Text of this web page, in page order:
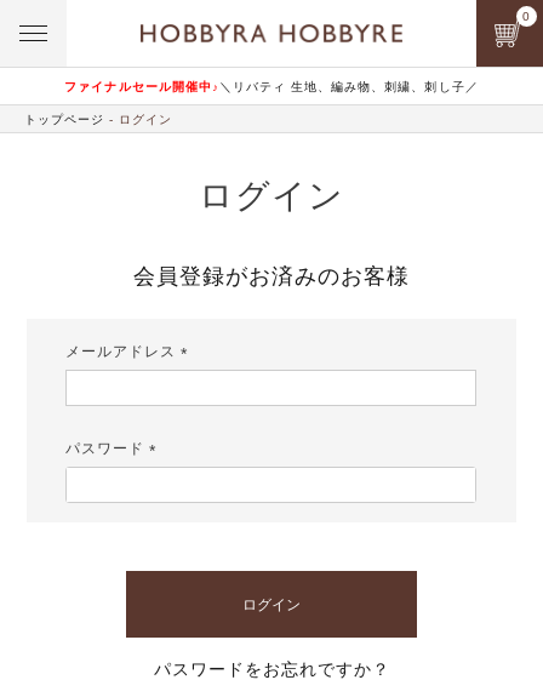
ファイナルセール開催中♪ ＼リバティ 生地、編み物、刺繍、刺し子／
0
トップページ ログイン
ログイン
会員登録がお済みのお客様
メールアドレス
パスワード
ログイン
パスワードをお忘れですか？